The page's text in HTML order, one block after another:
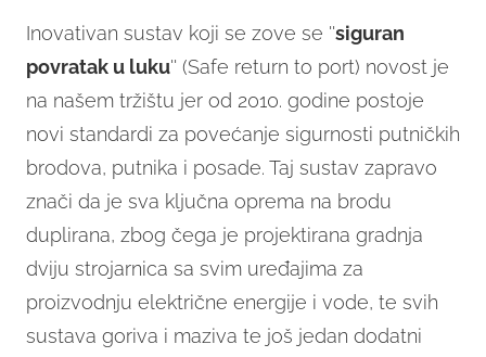
Inovativan sustav koji se zove se ''siguran
povratak u luku'' (Safe return to port) novost je
na našem tržištu jer od 2010. godine postoje
novi standardi za povećanje sigurnosti putničkih
brodova, putnika i posade. Taj sustav zapravo
znači da je sva ključna oprema na brodu
duplirana, zbog čega je projektirana gradnja
dviju strojarnica sa svim uređajima za
proizvodnju električne energije i vode, te svih
sustava goriva i maziva te još jedan dodatni